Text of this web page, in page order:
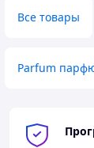
Все товары
Parfum